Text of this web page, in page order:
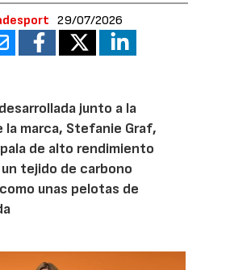
29/07/2026
junto a la
la marca, Stefanie Graf,
de alto rendimiento
tejido de carbono
unas pelotas de